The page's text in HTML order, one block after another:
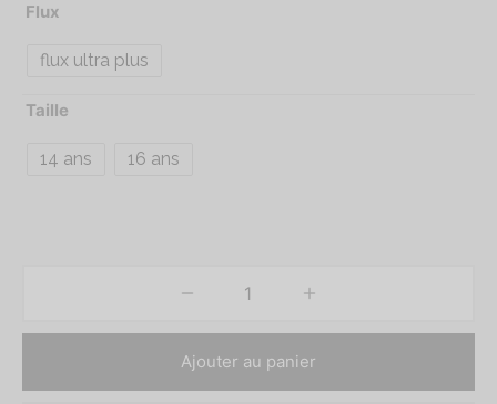
Flux
flux ultra plus
Taille
14 ans 16 ans
Ajouter au panier